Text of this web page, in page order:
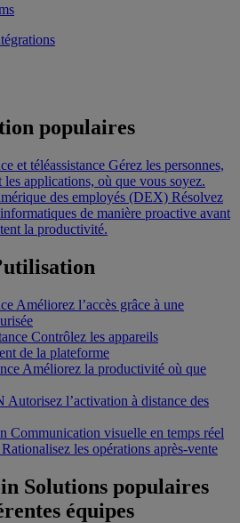
populaires
et téléassistance Gérez les personnes,
les applications, où que vous soyez.
des employés (DEX) Résolvez
de manière proactive avant
la productivité.
Améliorez l’accès grâce à une
Contrôlez les appareils
de la plateforme
Améliorez la productivité où que
Autorisez l’activation à distance des
Communication visuelle en temps réel
Rationalisez les opérations après-vente
Solutions populaires
équipes